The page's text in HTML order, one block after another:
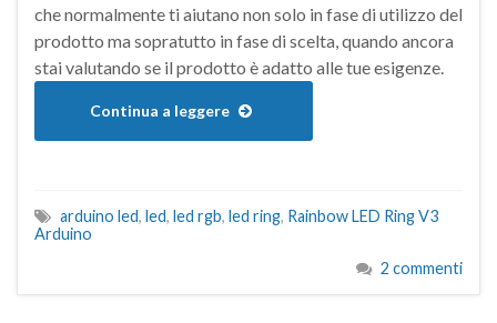
che normalmente ti aiutano non solo in fase di utilizzo del
prodotto ma sopratutto in fase di scelta, quando ancora
stai valutando se il prodotto è adatto alle tue esigenze.
Continua a leggere
arduino led, led, led rgb, led ring, Rainbow LED Ring V3
Arduino
2 commenti